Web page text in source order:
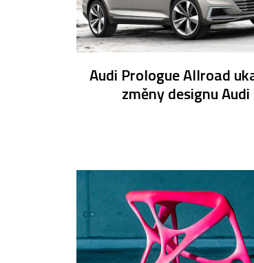
Audi Prologue Allroad
změny designu Audi